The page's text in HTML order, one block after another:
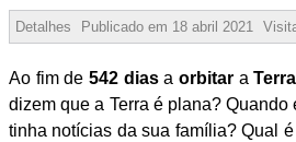
Detalhes Publicado em 18 abril 2021
Ao fim de 542 diasaorbitar aTerra
dizem que a Terra é plana?
tinha notícias da sua família? Qual